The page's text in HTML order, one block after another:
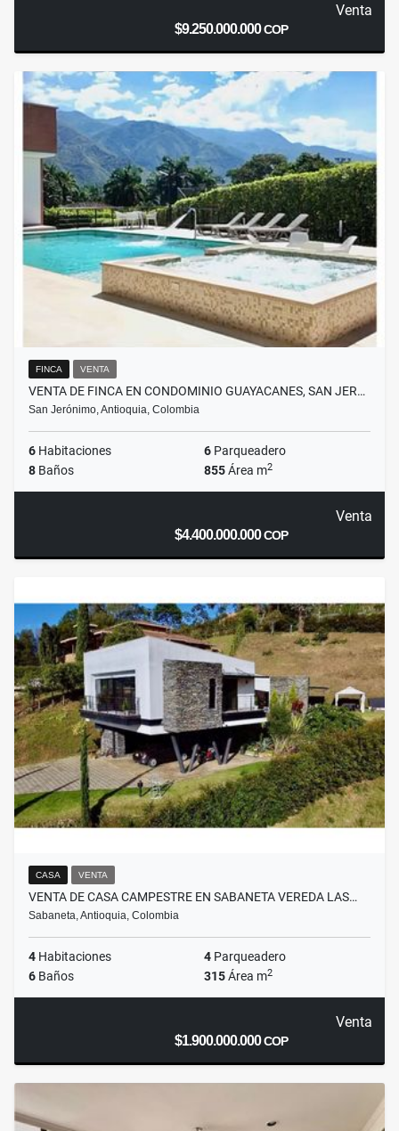
Venta
$9.250.000.000COP
FINCA VENTA
VENTA DE FINCA EN CONDOMINIO GUAYACANES, SAN JER…
San Jerónimo, Antioquia, Colombia
6 Habitaciones 6 Parqueadero
8 Baños 855Área m2
Venta
$4.400.000.000COP
CASA VENTA
VENTA DE CASA CAMPESTRE EN SABANETA VEREDA LAS…
Sabaneta, Antioquia, Colombia
4 Habitaciones 4 Parqueadero
6 Baños 315Área m2
Venta
$1.900.000.000COP